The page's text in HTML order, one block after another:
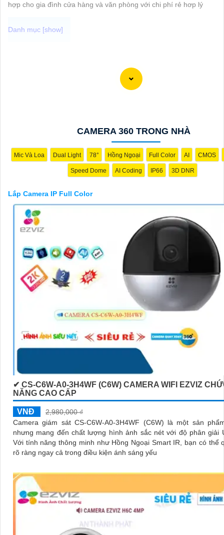
hợp cho gia đình cửa hàng và văn phòng với chi phí rẻ hơp lý
ánh sáng yếu, giúp quan sát rõ nét ngay cả vào ban đêm. Với khả
thị màu sắc sắc nét, camera sẽ giúp bạn giám sát đầy đủ chi tiết và
CAMERA 360 TRONG NHÀ
Mic Và Loa Dual Light 78° Hồng Ngoại Full Color AI CMOS
Speed Dome AI Coding IP66 3D DNR
Lắp Camera IP Full Color
✔ CS-C6W-A0-3H4WF (C6W) CAMERA WIFI EZVIZ
NĂNG CAO CẤP
VNĐ
2,980,000 ₫
Camera giám sát CS-C6W-A0-3H4WF (C6W) là một sản
nhưng mang đến chất lượng hình ảnh sắc nét với độ phân giải
Với tính năng thông minh như Hồng Ngoại Smart IR, bạn có thể
rõ ràng ngay cả trong điều kiện ánh sáng yếu